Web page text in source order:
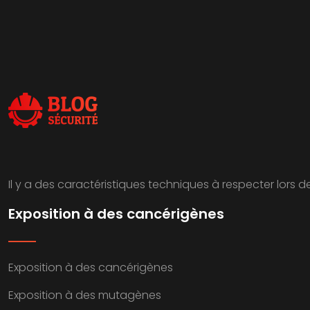
Il y a des caractéristiques techniques à respecter lors
Exposition à des cancérigènes
Exposition à des cancérigènes
Exposition à des mutagènes